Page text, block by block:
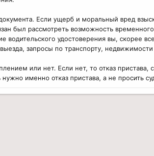
Если ущерб и моральный вред
был рассмотреть возможность
удостоверения вы, скорее
запросы по транспорту,
или нет. Если нет, то отказ
именно отказ пристава, а не просить